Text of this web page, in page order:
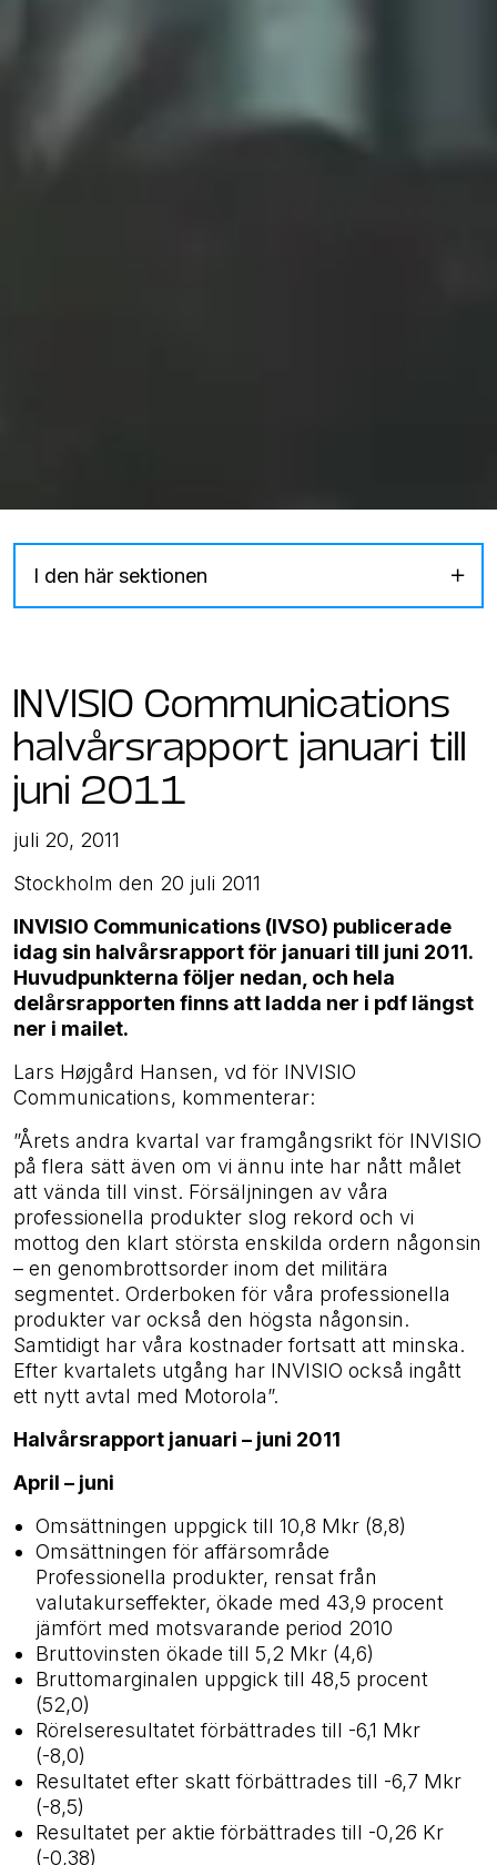
I den här sektionen
INVISIO Communications
halvårsrapport januari till
juni 2011
juli 20, 2011
Stockholm den 20 juli 2011
INVISIO Communications (IVSO) publicerade
idag sin halvårsrapport för januari till juni 2011.
Huvudpunkterna följer nedan, och hela
delårsrapporten finns att ladda ner i pdf längst
ner i mailet.
Lars Højgård Hansen, vd för INVISIO
Communications, kommenterar:
”Årets andra kvartal var framgångsrikt för INVISIO
på flera sätt även om vi ännu inte har nått målet
att vända till vinst. Försäljningen av våra
professionella produkter slog rekord och vi
mottog den klart största enskilda ordern någonsin
– en genombrottsorder inom det militära
segmentet. Orderboken för våra professionella
produkter var också den högsta någonsin.
Samtidigt har våra kostnader fortsatt att minska.
Efter kvartalets utgång har INVISIO också ingått
ett nytt avtal med Motorola”.
Halvårsrapport januari – juni 2011
April – juni
Omsättningen uppgick till 10,8 Mkr (8,8)
Omsättningen för affärsområde
Professionella produkter, rensat från
valutakurseffekter, ökade med 43,9 procent
jämfört med motsvarande period 2010
Bruttovinsten ökade till 5,2 Mkr (4,6)
Bruttomarginalen uppgick till 48,5 procent
(52,0)
Rörelseresultatet förbättrades till -6,1 Mkr
(-8,0)
Resultatet efter skatt förbättrades till -6,7 Mkr
(-8,5)
Resultatet per aktie förbättrades till -0,26 Kr
(-0,38)